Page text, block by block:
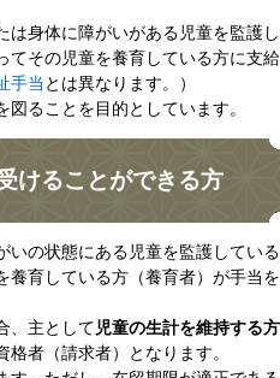
身体に障がいがある児童を監護し
てその児童を養育している方に支給
手当 とは異なります。）
ることを目的としています。​
けることができる方
いの状態にある児童を監護している
養育している方（養育者）が手当を
、主として 児童の生計を維持する方
格者（請求者）となります。